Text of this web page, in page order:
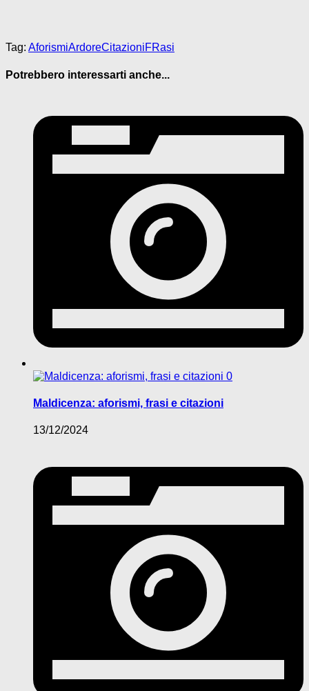
Tag: AforismiArdoreCitazioniFRasi
Potrebbero interessarti anche...
0
Maldicenza: aforismi, frasi e citazioni
13/12/2024